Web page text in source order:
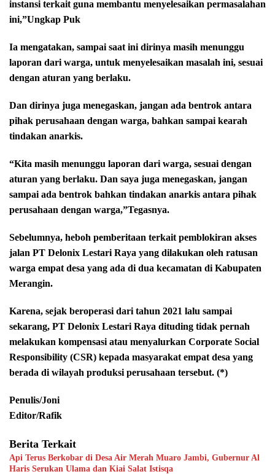
instansi terkait guna membantu menyelesaikan permasalahan
ini,”Ungkap Puk
Ia mengatakan, sampai saat ini dirinya masih menunggu
laporan dari warga, untuk menyelesaikan masalah ini, sesuai
dengan aturan yang berlaku.
Dan dirinya juga menegaskan, jangan ada bentrok antara
pihak perusahaan dengan warga, bahkan sampai kearah
tindakan anarkis.
“Kita masih menunggu laporan dari warga, sesuai dengan
aturan yang berlaku. Dan saya juga menegaskan, jangan
sampai ada bentrok bahkan tindakan anarkis antara pihak
perusahaan dengan warga,”Tegasnya.
Sebelumnya, heboh pemberitaan terkait pemblokiran akses
jalan PT Delonix Lestari Raya yang dilakukan oleh ratusan
warga empat desa yang ada di dua kecamatan di Kabupaten
Merangin.
Karena, sejak beroperasi dari tahun 2021 lalu sampai
sekarang, PT Delonix Lestari Raya dituding tidak pernah
melakukan kompensasi atau menyalurkan Corporate Social
Responsibility (CSR) kepada masyarakat empat desa yang
berada di wilayah produksi perusahaan tersebut. (*)
Penulis/Joni
Editor/Rafik
Berita Terkait
Api Terus Berkobar di Desa Air Merah Muaro Jambi, Gubernur Al
Haris Serukan Ulama dan Kiai Salat Istisqa